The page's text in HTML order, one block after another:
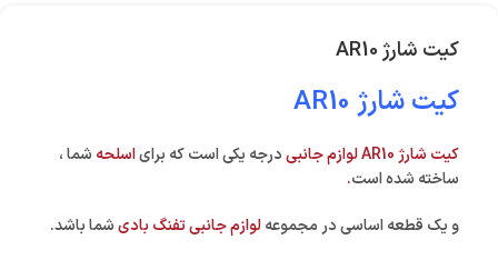
کیت شارژ AR10
کیت شارژ AR10
کیت شارژ AR10 لوازم جانبی درجه یکی است که برایاسلحه شما ،
ساخته شده است.
و یک قطعه اساسی در مجموعهلوازم جانبی تفنگ بادیشما باشد.